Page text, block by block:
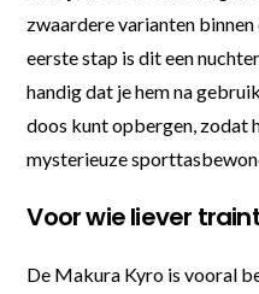
zwaardere varianten
eerste stap is dit een
handig dat je hem na
doos kunt opbergen, zodat
mysterieuze
Voor wie liever
De Makura Kyro is vooral